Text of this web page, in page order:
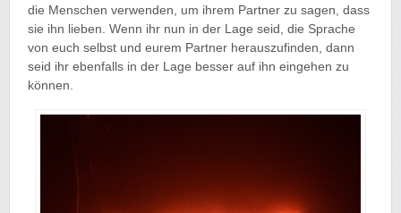
die Menschen verwenden, um ihrem Partner zu sagen, dass
sie ihn lieben. Wenn ihr nun in der Lage seid, die Sprache
von euch selbst und eurem Partner herauszufinden, dann
seid ihr ebenfalls in der Lage besser auf ihn eingehen zu
können.